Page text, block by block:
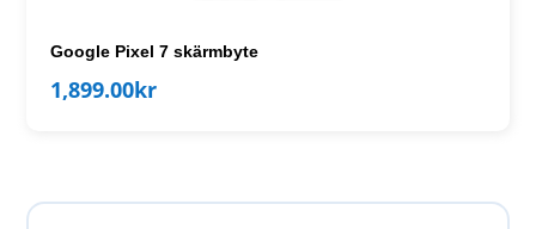
Google Pixel 7 skärmbyte
1,899.00kr